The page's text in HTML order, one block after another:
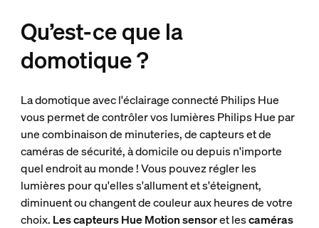
Qu’est-ce que la
domotique ?
La domotique avec l'éclairage connecté Philips Hue
vous permet de contrôler vos lumières Philips Hue par
une combinaison de minuteries, de capteurs et de
caméras de sécurité, à domicile ou depuis n'importe
quel endroit au monde ! Vous pouvez régler les
lumières pour qu'elles s'allument et s'éteignent,
diminuent ou changent de couleur aux heures de votre
choix. Les capteurs Hue Motion sensoret lescaméras